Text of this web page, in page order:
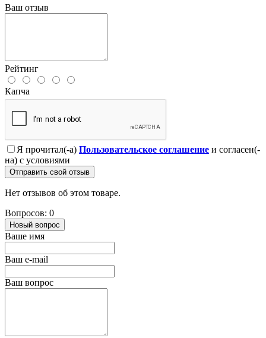
Ваш отзыв
Рейтинг
Капча
Я прочитал(-а) Пользовательское соглашение и согласен(-
на) с условиями
Отправить свой отзыв
Нет отзывов об этом товаре.
Вопросов: 0
Новый вопрос
Ваше имя
Ваш e-mail
Ваш вопрос